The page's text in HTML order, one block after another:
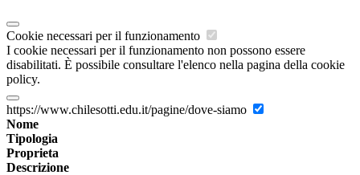
Cookie necessari per il funzionamento
I cookie necessari per il funzionamento non possono essere
disabilitati. È possibile consultare l'elenco nella pagina della cookie
policy.
https://www.chilesotti.edu.it/pagine/dove-siamo
Nome
Tipologia
Proprieta
Descrizione